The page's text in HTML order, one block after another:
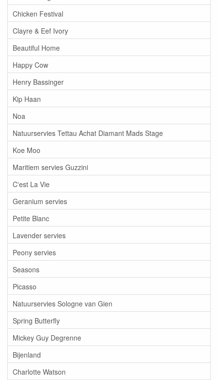
Chicken Festival
Clayre & Eef Ivory
Beautiful Home
Happy Cow
Henry Bassinger
Kip Haan
Noa
Natuurservies Tettau Achat Diamant Mads Stage
Koe Moo
Maritiem servies Guzzini
C'est La Vie
Geranium servies
Petite Blanc
Lavender servies
Peony servies
Seasons
Picasso
Natuurservies Sologne van Gien
Spring Butterfly
Mickey Guy Degrenne
Bijenland
Charlotte Watson